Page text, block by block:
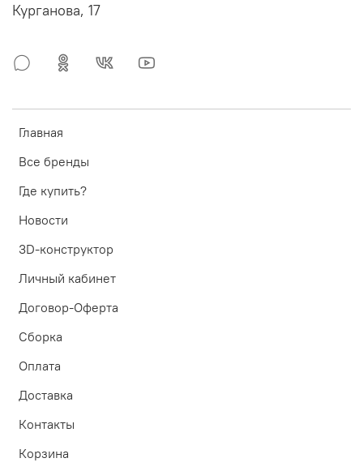
Главная
Все бренды
Где купить?
Новости
3D-конструктор
Личный кабинет
Договор-Оферта
Сборка
Оплата
Доставка
Контакты
Корзина
Курганова, 17